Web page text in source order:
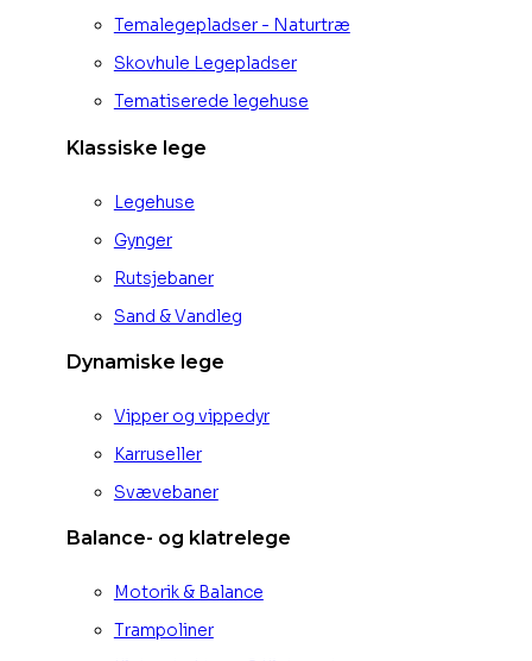
Temalegepladser - Naturtræ
Skovhule Legepladser
Tematiserede legehuse
Klassiske lege
Legehuse
Gynger
Rutsjebaner
Sand & Vandleg
Dynamiske lege
Vipper og vippedyr
Karruseller
Svævebaner
Balance- og klatrelege
Motorik & Balance
Trampoliner